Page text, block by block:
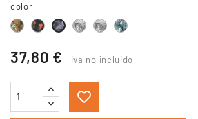
color
hawaianaparaisoHibiscus
RoyalCoconut
Palma
37,80 € iva no incluido